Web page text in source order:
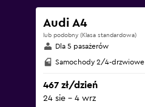
Audi A4
lub podobny (Klasa standardowa)
Dla 5 pasażerów
Samochody 2/4-drzwiowe
467 zł/dzień
24 sie – 4 wrz